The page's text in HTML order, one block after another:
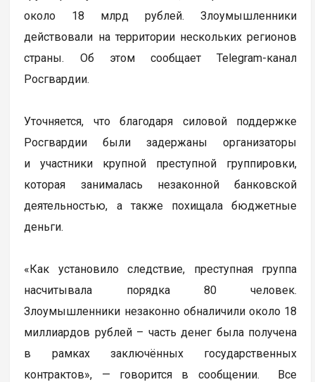
около 18 млрд рублей. Злоумышленники
действовали на территории нескольких регионов
страны. Об этом сообщает Telegram-канал
Росгвардии.
Уточняется, что благодаря силовой поддержке
Росгвардии были задержаны организаторы
и участники крупной преступной группировки,
которая занималась незаконной банковской
деятельностью, а также похищала бюджетные
деньги.
«Как установило следствие, преступная группа
насчитывала порядка 80 человек.
Злоумышленники незаконно обналичили около 18
миллиардов рублей – часть денег была получена
в рамках заключённых государственных
контрактов», — говорится в сообщении. Все